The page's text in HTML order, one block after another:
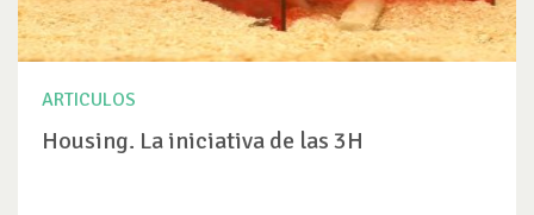
ARTICULOS
Housing. La iniciativa de las 3H